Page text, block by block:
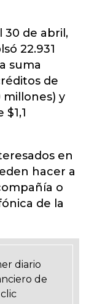
30 de abril,
22.931
suma
de
millones) y
en
hacer a
o
de la
diario
de